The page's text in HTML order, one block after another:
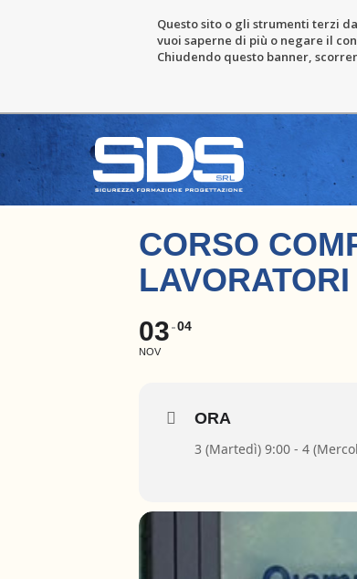
Questo sito o gli strumenti terzi
vuoi saperne di più o negare il
Chiudendo questo banner,
CORSO
03
NOV
04
ORA
3 (Martedì) 9:00 - 4